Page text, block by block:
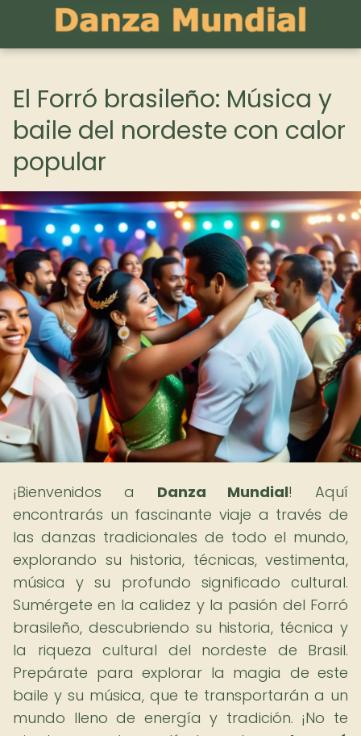
El Forró brasileño: Música y
baile del nordeste con calor
popular
¡Bienvenidos a Danza Mundial! Aquí
encontrarás un fascinante viaje a través de
las danzas tradicionales de todo el mundo,
explorando su historia, técnicas, vestimenta,
música y su profundo significado cultural.
Sumérgete en la calidez y la pasión del Forró
brasileño, descubriendo su historia, técnica y
la riqueza cultural del nordeste de Brasil.
Prepárate para explorar la magia de este
baile y su música, que te transportarán a un
mundo lleno de energía y tradición. ¡No te